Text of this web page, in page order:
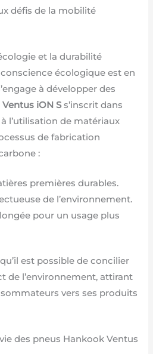
défis de la mobilité
et la durabilité
écologique est en
à développer des
Ventus iON Ss’inscrit dans
l’utilisation de matériaux
de fabrication
:
premières durables.
de l’environnement.
pour un usage plus
est possible de concilier
de l’environnement, attirant
vers ses produits
des pneus Hankook Ventus